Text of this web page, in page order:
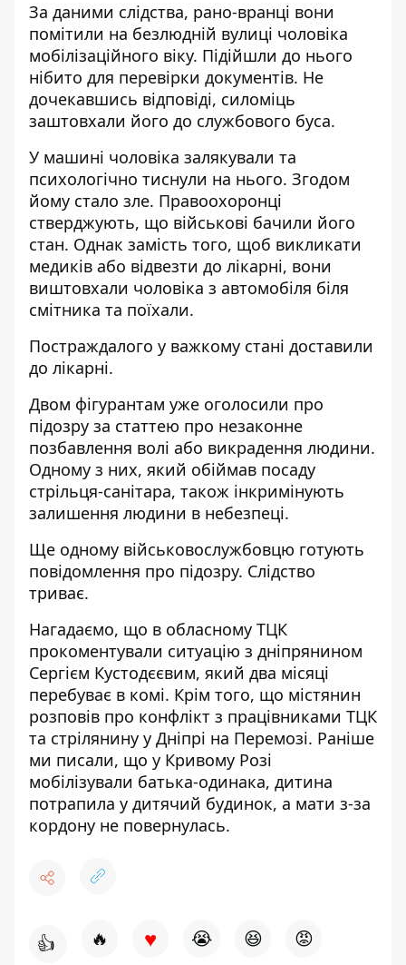
За даними слідства, рано-вранці вони
помітили на безлюдній вулиці чоловіка
мобілізаційного віку. Підійшли до нього
нібито для перевірки документів. Не
дочекавшись відповіді, силоміць
заштовхали його до службового буса.
У машині чоловіка залякували та
психологічно тиснули на нього. Згодом
йому стало зле. Правоохоронці
стверджують, що військові бачили його
стан. Однак замість того, щоб викликати
медиків або відвезти до лікарні, вони
виштовхали чоловіка з автомобіля біля
смітника та поїхали.
Постраждалого у важкому стані доставили
до лікарні.
Двом фігурантам уже оголосили про
підозру за статтею про незаконне
позбавлення волі або викрадення людини.
Одному з них, який обіймав посаду
стрільця-санітара, також інкримінують
залишення людини в небезпеці.
Ще одному військовослужбовцю готують
повідомлення про підозру. Слідство
триває.
Нагадаємо, що в обласному ТЦК
прокоментували ситуацію з дніпрянином
Сергієм Кустодєєвим, який два місяці
перебуває в комі. Крім того, що містянин
розповів про конфлікт з працівниками ТЦК
та стрілянину у Дніпрі на Перемозі. Раніше
ми писали, що у Кривому Розі
мобілізували батька-одинака, дитина
потрапила у дитячий будинок, а мати з-за
кордону не повернулась.
👍 🔥 ♥ 😭 😆 😡